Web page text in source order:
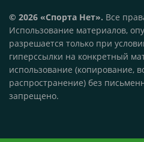
© 2026 «Спорта Нет». Все
Использование материалов,
разрешается только при
гиперссылки на конкретный
использование (копирование,
распространение) без
запрещено.